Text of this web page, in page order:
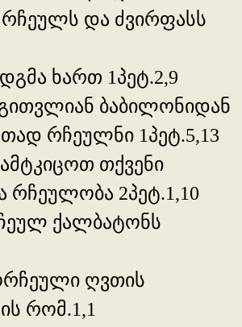
რჩეულს და ძვირფასს
ხართ 1პეტ.2,9
ბაბილონიდან
რჩეულნი 1პეტ.5,13
თქვენი
რჩეულობა 2პეტ.1,10
ქალბატონს
ღვთის
რომ.1,1